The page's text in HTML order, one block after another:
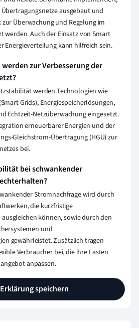
ausgebaut und
Überwachung und Regelung im
werden. Auch der Einsatz von Smart
Energieverteilung kann hilfreich sein.
zur Verbesserung der
werden Technologien wie
Grids), Energiespeicherlösungen,
Echtzeit-Netzüberwachung eingesetzt.
erneuerbarer Energien und der
Gleichstrom-Übertragung (HGÜ) zur
bei.
bei schwankender
Stromnachfrage wird durch
die kurzfristige
können, sowie durch den
und
gewährleistet. Zusätzlich tragen
Verbraucher bei, die ihre Lasten
anpassen.
Erklärung speichern